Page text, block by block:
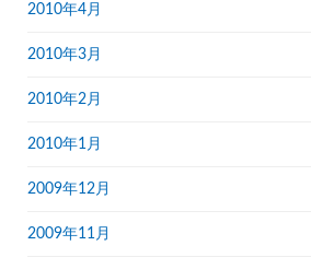
2010年4月
2010年3月
2010年2月
2010年1月
2009年12月
2009年11月